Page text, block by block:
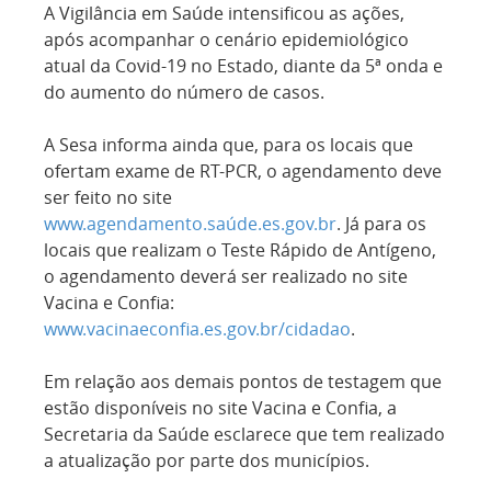
A Vigilância em Saúde intensificou as ações,
após acompanhar o cenário epidemiológico
atual da Covid-19 no Estado, diante da 5ª onda e
do aumento do número de casos.
A Sesa informa ainda que, para os locais que
ofertam exame de RT-PCR, o agendamento deve
ser feito no site
www.agendamento.saúde.es.gov.br. Já para os
locais que realizam o Teste Rápido de Antígeno,
o agendamento deverá ser realizado no site
Vacina e Confia:
www.vacinaeconfia.es.gov.br/cidadao.
Em relação aos demais pontos de testagem que
estão disponíveis no site Vacina e Confia, a
Secretaria da Saúde esclarece que tem realizado
a atualização por parte dos municípios.